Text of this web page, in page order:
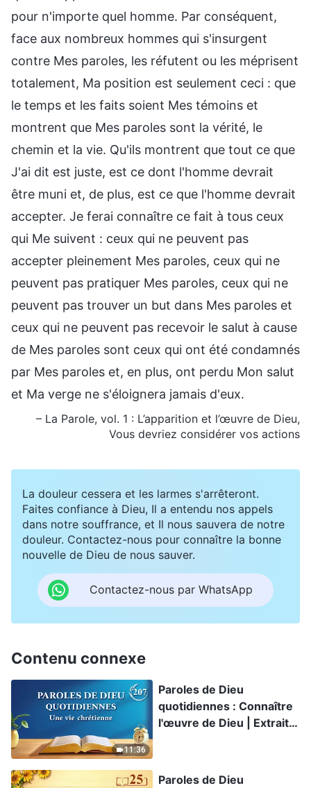
pour n'importe quel homme. Par conséquent,
face aux nombreux hommes qui s'insurgent
contre Mes paroles, les réfutent ou les méprisent
totalement, Ma position est seulement ceci : que
le temps et les faits soient Mes témoins et
montrent que Mes paroles sont la vérité, le
chemin et la vie. Qu'ils montrent que tout ce que
J'ai dit est juste, est ce dont l'homme devrait
être muni et, de plus, est ce que l'homme devrait
accepter. Je ferai connaître ce fait à tous ceux
qui Me suivent : ceux qui ne peuvent pas
accepter pleinement Mes paroles, ceux qui ne
peuvent pas pratiquer Mes paroles, ceux qui ne
peuvent pas trouver un but dans Mes paroles et
ceux qui ne peuvent pas recevoir le salut à cause
de Mes paroles sont ceux qui ont été condamnés
par Mes paroles et, en plus, ont perdu Mon salut
et Ma verge ne s'éloignera jamais d'eux.
– La Parole, vol. 1 : L’apparition et l’œuvre de Dieu,
Vous devriez considérer vos actions
La douleur cessera et les larmes s'arrêteront.
Faites confiance à Dieu, Il a entendu nos appels
dans notre souffrance, et Il nous sauvera de notre
douleur. Contactez-nous pour connaître la bonne
nouvelle de Dieu de nous sauver.
Contactez-nous par WhatsApp
Contenu connexe
11:36
Paroles de Dieu
quotidiennes : Connaître
l'œuvre de Dieu | Extrait
Paroles de Dieu